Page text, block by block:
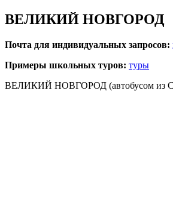
ВЕЛИКИЙ НОВГОРОД
Почта для индивидуальных запросов:
Примеры школьных туров: туры
ВЕЛИКИЙ НОВГОРОД (автобусом из